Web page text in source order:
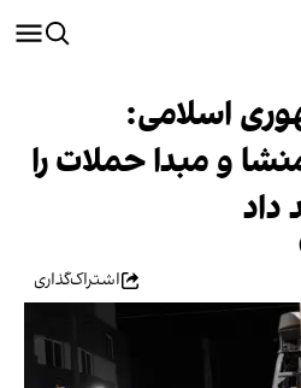
اسلامی:
و مبدا حملات را
داد
اشتراک‌گذاری